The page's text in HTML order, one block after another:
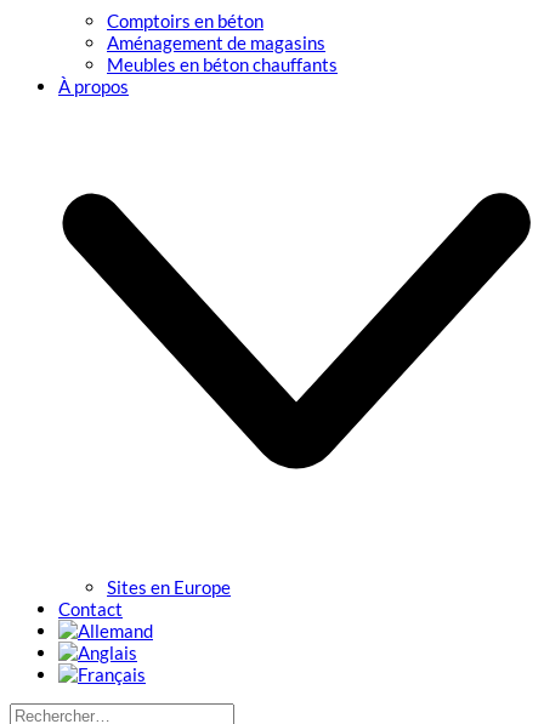
Comptoirs en béton
Aménagement de magasins
Meubles en béton chauffants
À propos
Sites en Europe
Contact